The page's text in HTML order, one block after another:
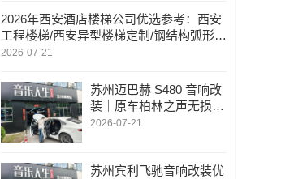
2026年西安酒店楼梯公司优选参考：西安
工程楼梯/西安异型楼梯定制/钢结构弧形楼
梯定制与工程服务深度解析
2026-07-21
苏州迈巴赫 S480 音响改
装｜原车柏林之声无损升
级蓝宝 Hi-Res DSP，不
2026-07-21
苏州宾利飞驰音响改装优